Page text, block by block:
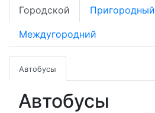
Городской Пригородный
Междугородний
Автобусы
Автобусы